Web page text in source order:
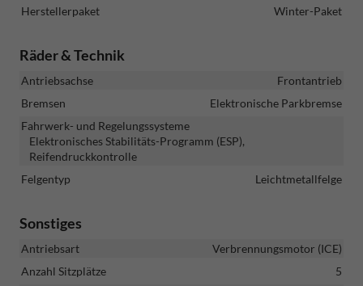
Herstellerpaket Winter-Paket
Räder & Technik
Antriebsachse
Frontantrieb
Bremsen
Elektronische Parkbremse
Fahrwerk- und Regelungssysteme
Elektronisches Stabilitäts-Programm (ESP),
Reifendruckkontrolle
Felgentyp
Leichtmetallfelge
Sonstiges
Antriebsart
Verbrennungsmotor (ICE)
Anzahl Sitzplätze
5